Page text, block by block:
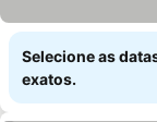
Selecione as
exatos.